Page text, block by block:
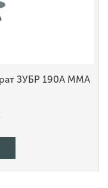
ЗУБР 190А MMA